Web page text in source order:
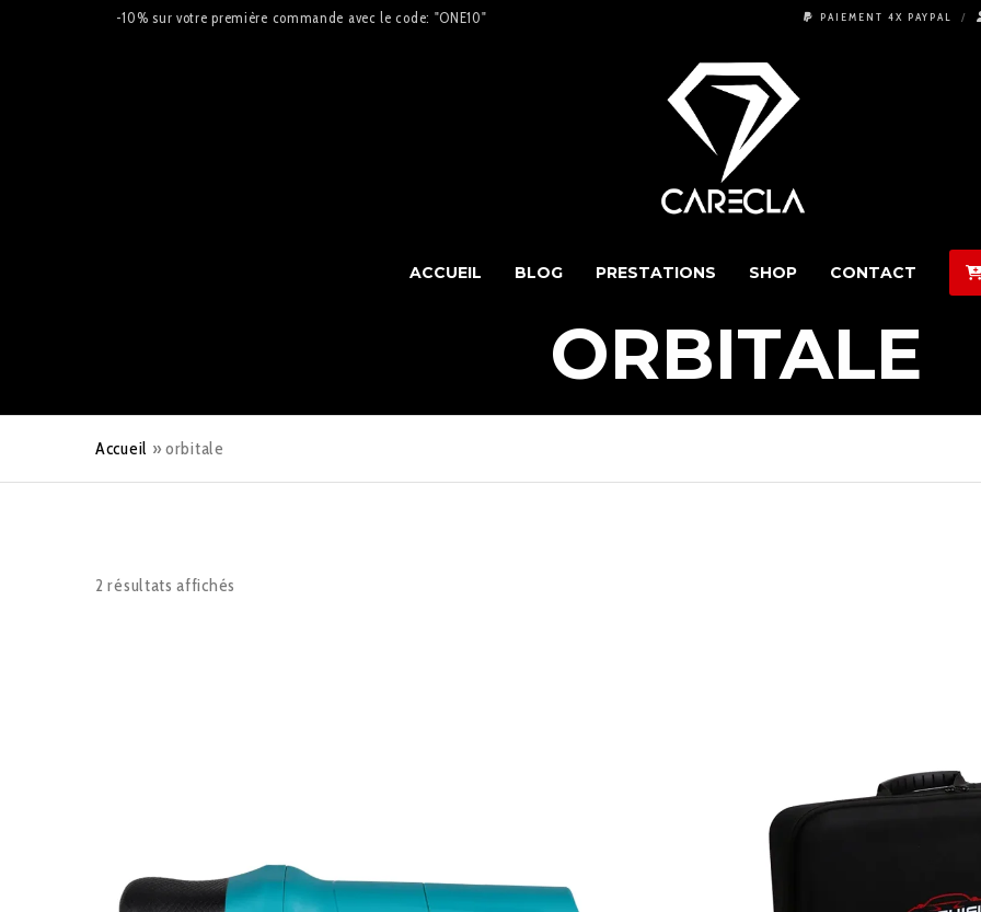
-10% sur votre première commande avec le code: "ONE10" PAIEMENT 4X PAYPAL
ACCUEIL BLOG PRESTATIONS SHOP CONTACT
ORBITALE
Accueil »orbitale
2 résultats affichés